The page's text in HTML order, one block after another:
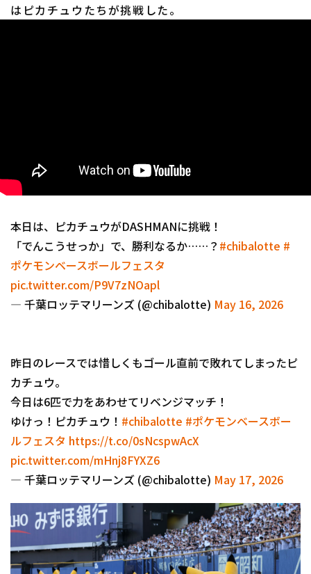
はピカチュウたちが挑戦した。
本日は、ピカチュウがDASHMANに挑戦！
「でんこうせっか」で、勝利なるか……？ #chibalotte #
ポケモンベースボールフェスタ
pic.twitter.com/P9V7zNOapl
— 千葉ロッテマリーンズ (@chibalotte) May 16, 2026
昨日のレースでは惜しくもゴール直前で敗れてしまったピ
カチュウ。
今日は6匹で力をあわせてリベンジマッチ！
ゆけっ！ピカチュウ！ #chibalotte #ポケモンベースボー
ルフェスタ https://t.co/0sNcspwAcX
pic.twitter.com/mHnj8FYXZ6
— 千葉ロッテマリーンズ (@chibalotte) May 17, 2026